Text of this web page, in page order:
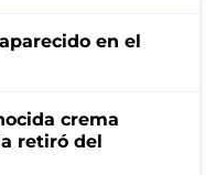
en el
crema
retiró del